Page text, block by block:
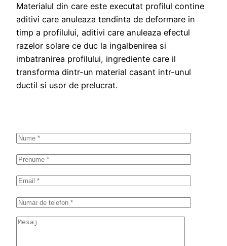
Materialul din care este executat profilul contine
aditivi care anuleaza tendinta de deformare in
timp a profilului, aditivi care anuleaza efectul
razelor solare ce duc la ingalbenirea si
imbatranirea profilului, ingrediente care il
transforma dintr-un material casant intr-unul
ductil si usor de prelucrat.